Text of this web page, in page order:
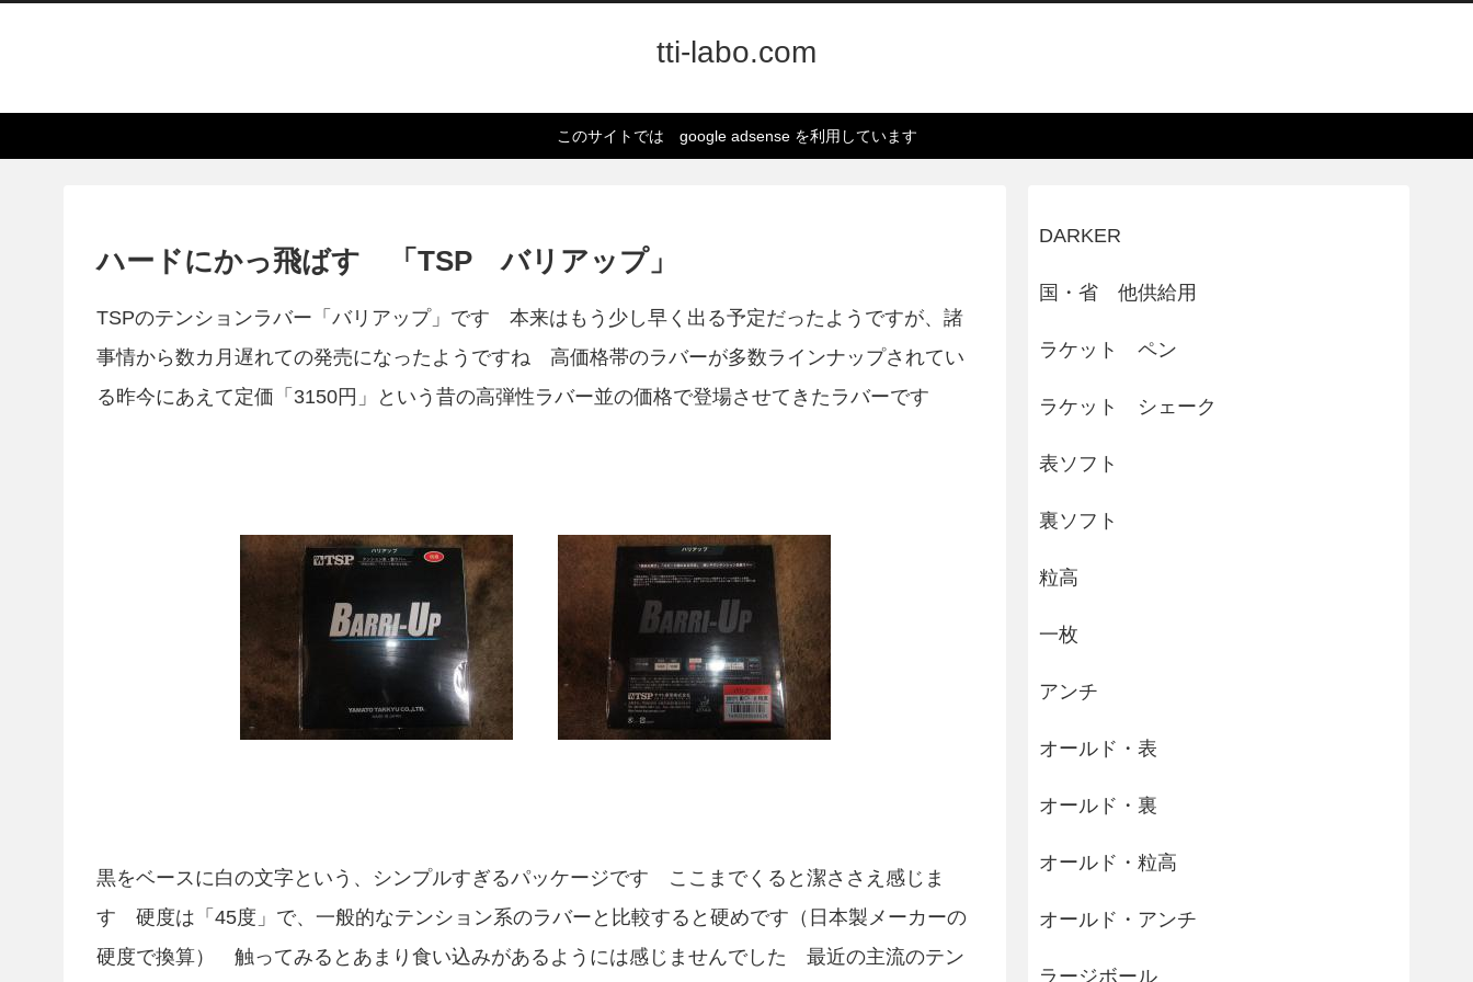
tti-labo.com
このサイトでは google adsense を利用しています
ハードにかっ飛ばす 「TSP バリアップ」
TSPのテンションラバー「バリアップ」です 本来はもう少し早く出る予定だったようですが、諸
事情から数カ月遅れての発売になったようですね 高価格帯のラバーが多数ラインナップされてい
る昨今にあえて定価「3150円」という昔の高弾性ラバー並の価格で登場させてきたラバーです
黒をベースに白の文字という、シンプルすぎるパッケージです ここまでくると潔ささえ感じま
す 硬度は「45度」で、一般的なテンション系のラバーと比較すると硬めです（日本製メーカーの
硬度で換算） 触ってみるとあまり食い込みがあるようには感じませんでした 最近の主流のテン
DARKER
国・省 他供給用
ラケット ペン
ラケット シェーク
表ソフト
裏ソフト
粒高
一枚
アンチ
オールド・表
オールド・裏
オールド・粒高
オールド・アンチ
ラージボール